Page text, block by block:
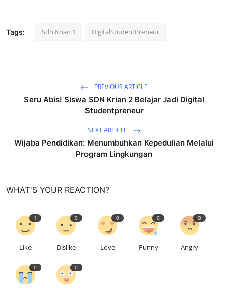
Tags: Sdn Krian 1 DigitalStudentPreneur
PREVIOUS ARTICLE
Seru Abis! Siswa SDN Krian 2 Belajar Jadi Digital
Studentpreneur
NEXT ARTICLE
Wijaba Pendidikan: Menumbuhkan Kepedulian Melalui
Program Lingkungan
WHAT'S YOUR REACTION?
1
Like
0
Dislike
0
Love
0
Funny
0
Angry
0 0